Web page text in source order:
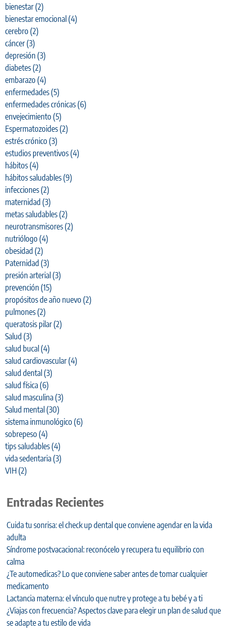
bienestar(2)
bienestar emocional(4)
cerebro (2)
cáncer(3)
depresión (3)
diabetes(2)
embarazo (4)
enfermedades(5)
enfermedades crónicas(6)
envejecimiento (5)
Espermatozoides(2)
estrés crónico (3)
estudios preventivos(4)
hábitos(4)
hábitos saludables(9)
infecciones(2)
maternidad (3)
metas saludables(2)
neurotransmisores(2)
nutriólogo (4)
obesidad (2)
Paternidad (3)
presión arterial(3)
prevención (15)
propósitos de año nuevo (2)
pulmones(2)
queratosis pilar(2)
Salud (3)
salud bucal(4)
salud cardiovascular(4)
salud dental(3)
salud física(6)
salud masculina(3)
Salud mental(30)
sistema inmunológico (6)
sobrepeso (4)
tips saludables(4)
vida sedentaria(3)
VIH (2)
Entradas Recientes
Cuida tu sonrisa: el check up dental que conviene agendar en la vida
adulta
Síndrome postvacacional: reconócelo y recupera tu equilibrio con
calma
¿Te automedicas? Lo que conviene saber antes de tomar cualquier
medicamento
Lactancia materna: el vínculo que nutre y protege a tu bebé y a ti
¿Viajas con frecuencia? Aspectos clave para elegir un plan de salud que
se adapte a tu estilo de vida